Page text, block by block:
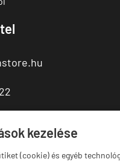
kezelése
(cookie) és egyéb